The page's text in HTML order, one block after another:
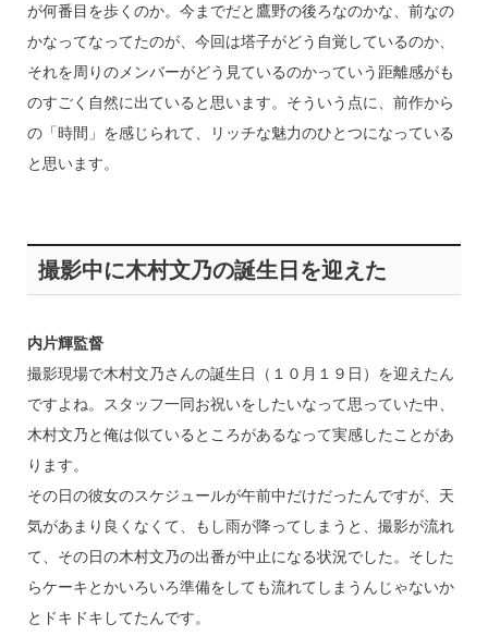
が何番目を歩くのか。今までだと鷹野の後ろなのかな、前なの
かなってなってたのが、今回は塔子がどう自覚しているのか、
それを周りのメンバーがどう見ているのかっていう距離感がも
のすごく自然に出ていると思います。そういう点に、前作から
の「時間」を感じられて、リッチな魅力のひとつになっている
と思います。
撮影中に木村文乃の誕生日を迎えた
内片輝監督
撮影現場で木村文乃さんの誕生日（１０月１９日）を迎えたん
ですよね。スタッフ一同お祝いをしたいなって思っていた中、
木村文乃と俺は似ているところがあるなって実感したことがあ
ります。
その日の彼女のスケジュールが午前中だけだったんですが、天
気があまり良くなくて、もし雨が降ってしまうと、撮影が流れ
て、その日の木村文乃の出番が中止になる状況でした。そした
らケーキとかいろいろ準備をしても流れてしまうんじゃないか
とドキドキしてたんです。